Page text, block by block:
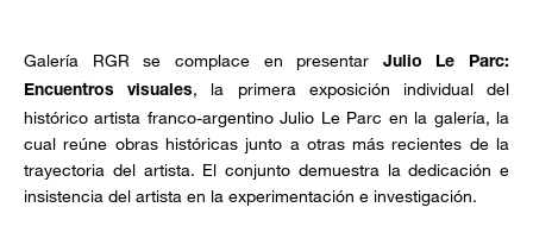
Galería RGR se complace en presentar
Julio Le Parc:
Encuentros visuales, la primera exposición individual del
histórico artista franco-argentino Julio Le Parc en la galería, la
cual reúne obras históricas junto a otras más recientes de la
trayectoria del artista. El conjunto demuestra la dedicación e
insistencia del artista en la experimentación e investigación.